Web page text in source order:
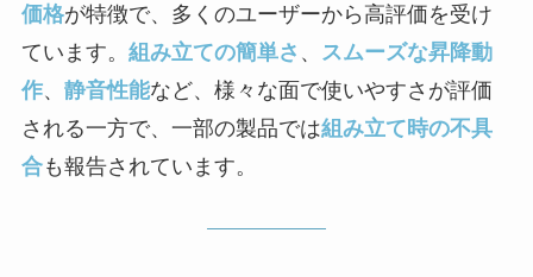
価格が特徴で、多くのユーザーから高評価を受け
ています。 組み立ての簡単さ 、
スムーズな昇降動
作、 静音性能など、様々な面で使いやすさが評価
される一方で、一部の製品では組み立て時の不具
合も報告されています。